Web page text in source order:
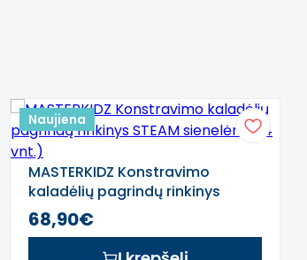
Naujiena
MASTERKIDZ Konstravimo
kaladėlių pagrindų rinkinys
STEAM sienelėms (4 vnt.)
68,90€